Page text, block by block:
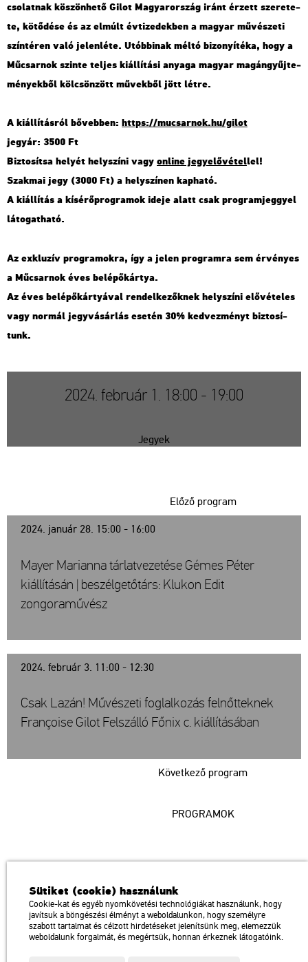
cso­lat­nak kö­szön­he­tő Gilot Ma­gyar­or­szág iránt ér­zett sze­re­te­
te, kö­tő­dé­se és az el­múlt év­ti­ze­dek­ben a ma­gyar mű­vé­sze­ti
szín­té­ren való je­len­lé­te. Utób­bi­nak méltó bi­zo­nyí­té­ka, hogy a
Mű­csar­nok szin­te tel­jes ki­ál­lí­tá­si anya­ga ma­gyar ma­gán­gyűj­te­
mé­nyek­ből köl­csön­zött mű­vek­ből jött létre.
A ki­ál­lí­tás­ról bő­veb­ben: https://​mu­csar­nok.​hu/​gilot
jegy­ár: 3500 Ft
Biz­to­sít­sa he­lyét hely­szí­ni vagy on­line jegy­elő­vé­tellel!
Szak­mai jegy (3000 Ft) a hely­szí­nen kap­ha­tó.
A ki­ál­lí­tás a kí­sé­rő­prog­ra­mok ideje alatt csak prog­ram­jeggyel
lá­to­gat­ha­tó.
Az exk­lu­zív prog­ra­mok­ra, így a jelen prog­ram­ra sem ér­vé­nyes
a Mű­csar­nok éves be­lé­pő­kár­tya.
Az éves be­lé­pő­kár­tyá­val ren­del­ke­zők­nek hely­szí­ni elő­vé­te­les
vagy nor­mál jegy­vá­sár­lás ese­tén 30% ked­vez­ményt biz­to­sí­
tunk.
2024. február 1. 18:00 - 19:00
Jegyek
2024. január 28. 15:00 - 16:00
Előző program
Mayer Marianna tárlatvezetése Gémes Péter
kiállításán | beszélgetőtárs: Klukon Edit
zongoraművész
2024. február 3. 11:00 - 12:30
Következő program
Csak Lazán! Művészeti foglalkozás felnőtteknek
Françoise Gilot Felszálló Főnix c. kiállításában
PROGRAMOK
a Magyar Művészeti Akadémia intézménye
1146 Budapest, Dózsa György út 37.
Megközelíthető: Millenniumi Földalatti Vasút – Hősök tere megálló
Trolibusz: 75, 79 / Autóbusz: 20, 30, 105
térkép
Sütiket (cookie) használunk
Cookie-kat és egyéb nyomkövetési technológiákat használunk, hogy
javítsuk a böngészési élményt a weboldalunkon, hogy személyre
szabott tartalmat és célzott hirdetéseket jelenítsünk meg, elemezzük
weboldalunk forgalmát, és megértsük, honnan érkeznek látogatóink.